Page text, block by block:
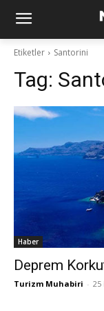
Etiketler Santorini
Tag:
Haber
Deprem
Turizm Muhabiri - 25